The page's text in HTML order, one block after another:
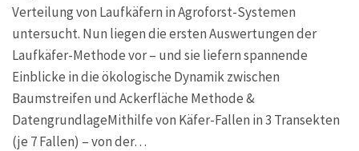
Verteilung von Laufkäfern in Agroforst-Systemen
untersucht. Nun liegen die ersten Auswertungen der
Laufkäfer-Methode vor – und sie liefern spannende
Einblicke in die ökologische Dynamik zwischen
Baumstreifen und Ackerfläche Methode &
DatengrundlageMithilfe von Käfer-Fallen in 3 Transekten
(je 7 Fallen) – von der…